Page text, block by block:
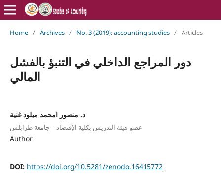
Home / Archives / No. 3 (2019): accounting studies / Articles
دور المراجع الداخلي في التنبؤ بالفشل
المالي
د. منصور امحمد ميلود غنية
عضو هيئة التدريس بكلية الإقتصاد – جامعة طرابلس
Author
DOI: https://doi.org/10.5281/zenodo.16415772